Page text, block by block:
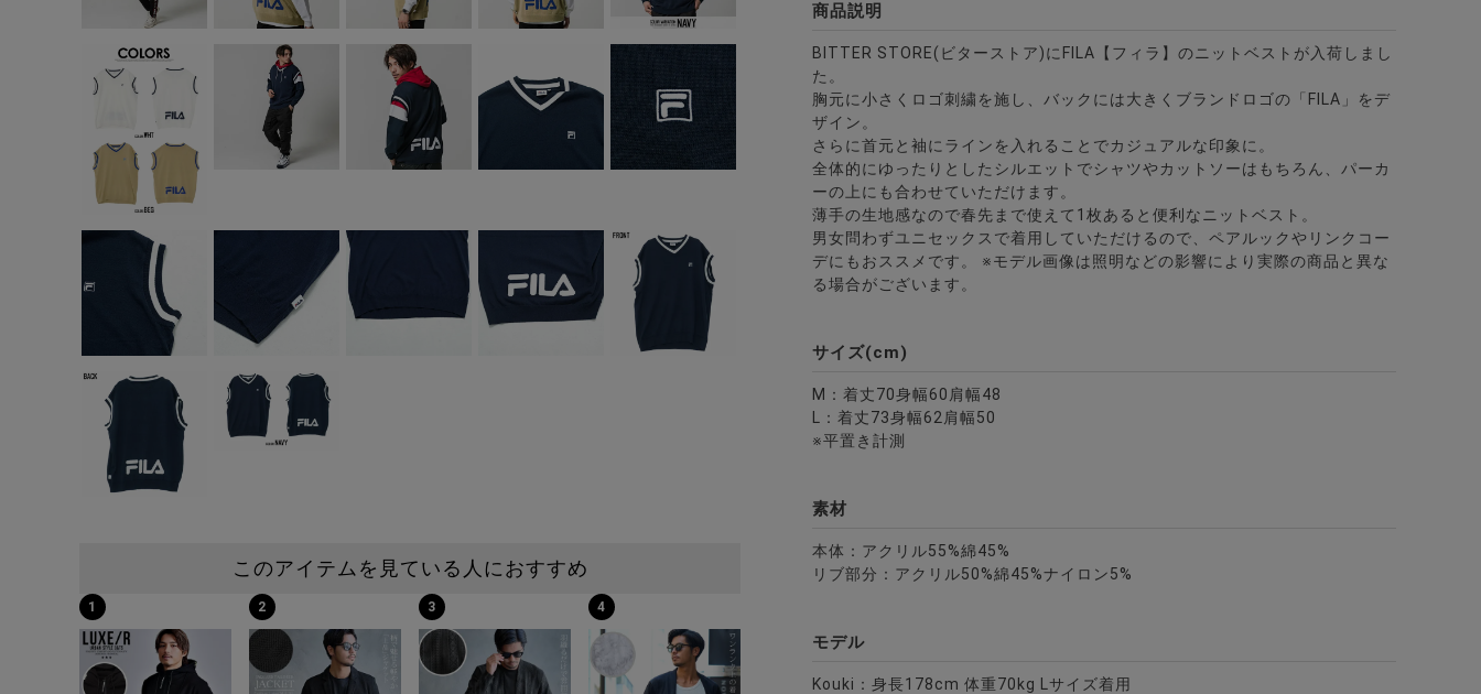
このアイテムを見ている人におすすめ
1 2 3 4
商品説明
BITTER STORE(ビターストア)にFILA【フィラ】のニットベストが入荷しまし
た。
胸元に小さくロゴ刺繍を施し、バックには大きくブランドロゴの「FILA」をデ
ザイン。
さらに首元と袖にラインを入れることでカジュアルな印象に。
全体的にゆったりとしたシルエットでシャツやカットソーはもちろん、パーカ
ーの上にも合わせていただけます。
薄手の生地感なので春先まで使えて1枚あると便利なニットベスト。
男女問わずユニセックスで着用していただけるので、ペアルックやリンクコー
デにもおススメです。 ※モデル画像は照明などの影響により実際の商品と異な
る場合がございます。
サイズ(cm)
M：着丈70身幅60肩幅48
L：着丈73身幅62肩幅50
※平置き計測
素材
本体：アクリル55%綿45%
リブ部分：アクリル50%綿45%ナイロン5%
モデル
Kouki：身長178cm 体重70kg Lサイズ着用